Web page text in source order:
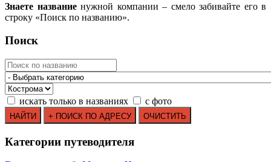
Знаете названиенужной компании – смело забивайте его в
строку «Поиск по названию».
Поиск
искать только в названиях с фото
Категории путеводителя